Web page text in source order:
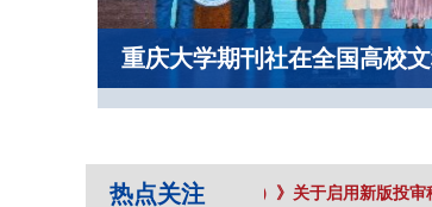
重庆大学期刊社在全国高校
热点关注
《重庆大学学报（社会科学版）》关于启用新版投审